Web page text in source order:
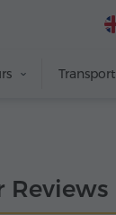
Reviews